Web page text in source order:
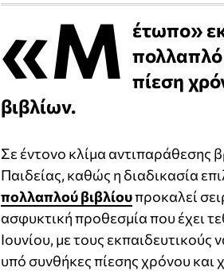
«Μ έτωπο»
πολλαπλό
πίεση
βιβλίων.
Σε έντονο κλίμα αντιπαράθεσης
Παιδείας, καθώς η διαδικασία
πολλαπλού βιβλίουπροκαλεί
ασφυκτική προθεσμία που έχει
Ιουνίου, με τους
υπό συνθήκες πίεσης χρόνου και